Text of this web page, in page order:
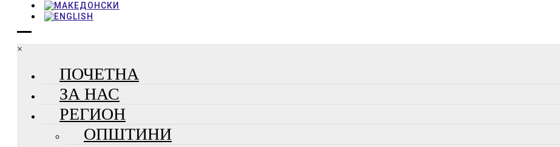
×
ПОЧЕТНА
ЗА НАС
РЕГИОН
ОПШТИНИ